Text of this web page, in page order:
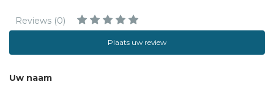
Reviews (0)
Plaats uw review
Uw naam